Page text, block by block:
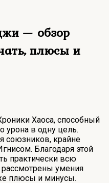
— обзор
плюсы и
Хаоса, способный
урона в одну цель.
союзников, крайне
Благодаря этой
практически всю
умения
плюсы и минусы.